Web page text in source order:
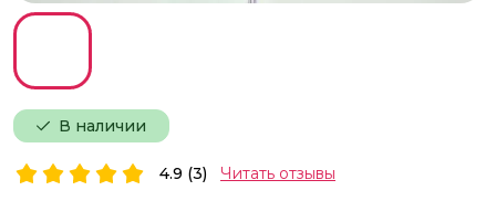
В наличии
4.9 (3) Читать отзывы